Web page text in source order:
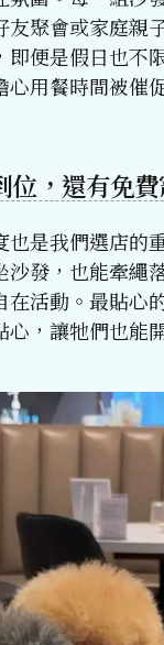
友聚會或家庭親
即便是假日也不
心用餐時間被催
位，還有免
也是我們選店的
沙發，也能牽繩
在活動。最貼心
心，讓牠們也能